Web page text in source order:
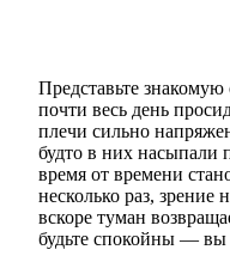
Представьте
почти весь день
плечи сильно
будто в них насыпали
время от времени
несколько раз, зрение
вскоре туман
будьте спокойны —